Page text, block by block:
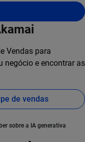
Vendas para
negócio e encontrar as
de vendas
sobre a IA generativa